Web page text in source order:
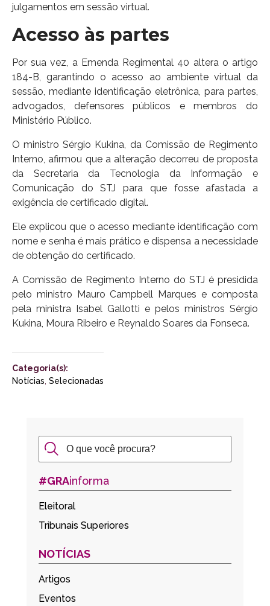
julgamentos em sessão virtual.
Acesso às p​​​artes
Por sua vez, a Emenda Regimental 40 altera o artigo
184-B, garantindo o acesso ao ambiente virtual da
sessão, mediante identificação eletrônica, para partes,
advogados, defensores públicos e membros do
Ministério Público.
O ministro Sérgio Kukina, da Comissão de Regimento
Interno, afirmou que a alteração decorreu de proposta
da Secretaria da Tecnologia da Informação e
Comunicação do STJ para que fosse afastada a
exigência de certificado digital.
Ele explicou que o acesso mediante identificação com
nome e senha é mais prático e dispensa a necessidade
de obtenção do certificado.
A Comissão de Regimento Interno do STJ é presidida
pelo ministro Mauro Campbell Marques e composta
pela ministra Isabel Gallotti e pelos ministros Sérgio
Kukina, Moura Ribeiro e Reynaldo Soares da Fonseca.​
Categoria(s):
Notícias Selecionadas
#GRAinforma
Eleitoral
Tribunais Superiores
NOTÍCIAS
Artigos
Eventos